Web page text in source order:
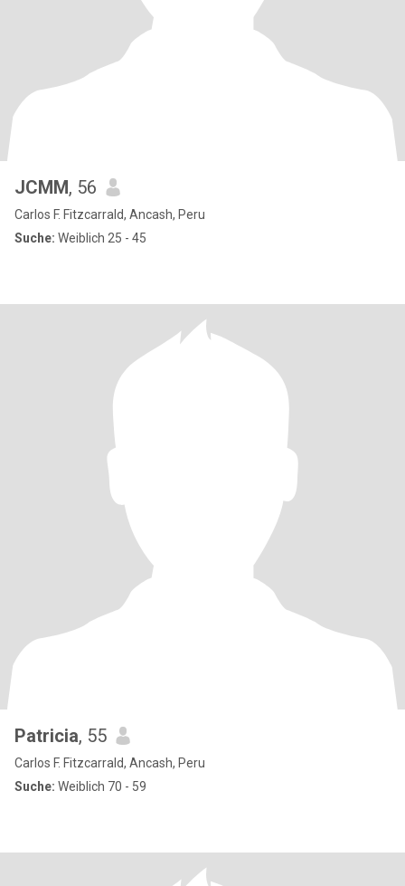
JCMM, 56
Carlos F. Fitzcarrald, Ancash, Peru
Suche: Weiblich 25 - 45
Patricia, 55
Carlos F. Fitzcarrald, Ancash, Peru
Suche: Weiblich 70 - 59